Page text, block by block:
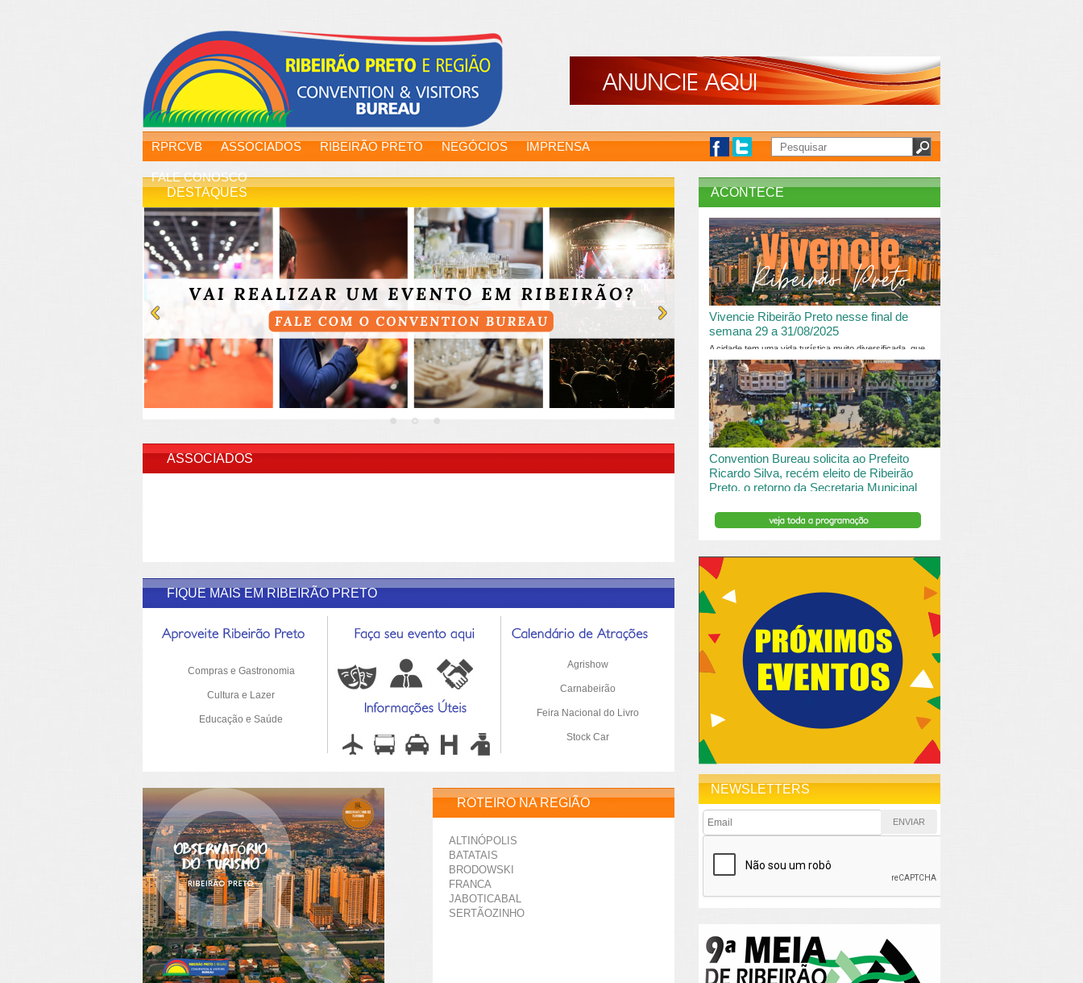
RPRCVB ASSOCIADOS RIBEIRÃO PRETO NEGÓCIOS IMPRENSA
FALE CONOSCO
DESTAQUES
INSERIR DESCRIÇÃO DO POST/PAGINAS
ASSOCIADOS
FIQUE MAIS EM RIBEIRÃO PRETO
Compras e Gastronomia
Cultura e Lazer
Educação e Saúde
Agrishow
Carnabeirão
Feira Nacional do Livro
Stock Car
ROTEIRO NA REGIÃO
ALTINÓPOLIS
BATATAIS
BRODOWSKI
FRANCA
JABOTICABAL
SERTÃOZINHO
ACONTECE
Vivencie Ribeirão Preto nesse final de
semana 29 a 31/08/2025
A cidade tem uma vida turística muito diversificada, que
vai desde o turismo de saude à contemplação de
passaros....
Convention Bureau solicita ao Prefeito
Ricardo Silva, recém eleito de Ribeirão
Preto, o retorno da Secretaria Municipal
O Ribeirão Preto e Região Convention & Visitors Bureau
NEWSLETTERS